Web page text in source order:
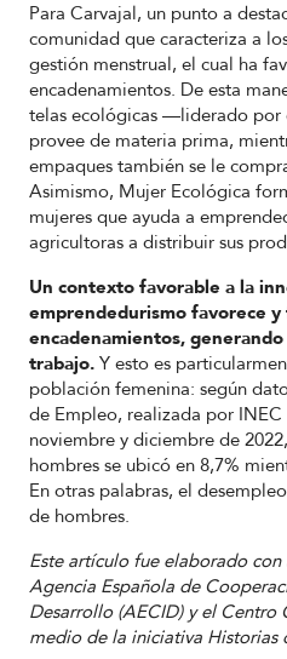
Para Carvajal, un punto a
comunidad que caracteriza a
gestión menstrual, el cual ha
encadenamientos. De esta
telas ecológicas —liderado
provee de materia prima,
empaques también se le
Asimismo, Mujer Ecológica
mujeres que ayuda a
agricultoras a distribuir sus
Un contexto favorable a la
emprendedurismo favorece
encadenamientos,
trabajo. Y esto es
población femenina: según
de Empleo, realizada por
noviembre y diciembre de
hombres se ubicó en 8,7%
En otras palabras, el
de hombres.
Este artículo fue elaborado
Agencia Española de
Desarrollo (AECID) y el
medio de la iniciativa Historias